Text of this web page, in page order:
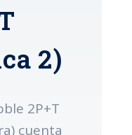
2)
2P+T
cuenta